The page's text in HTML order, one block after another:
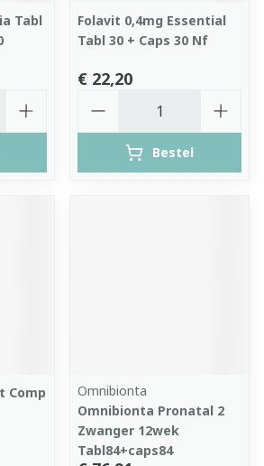
Tabl
Folavit 0,4mg Essential
Tabl 30 + Caps 30 Nf
€ 22,20
Bestel
Comp
Omnibionta
Omnibionta Pronatal 2
Zwanger 12wek
Tabl84+caps84